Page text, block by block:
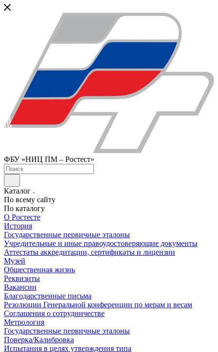
ФБУ «НИЦ ПМ – Ростест»
Каталог
По всему сайту
По каталогу
О Ростесте
История
Государственные первичные эталоны
Учредительные и иные правоудостоверяющие документы
Аттестаты аккредитации, сертификаты и лицензии
Музей
Общественная жизнь
Реквизиты
Вакансии
Благодарственные письма
Резолюции Генеральной конференции по мерам и весам
Соглашения о сотрудничестве
Метрология
Государственные первичные эталоны
Поверка/Калибровка
Испытания в целях утверждения типа